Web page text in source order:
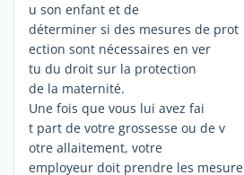
u son enfant et de
déterminer si des mesures de prot
ection sont nécessaires en ver
tu du droit sur la protection
de la maternité.
Une fois que vous lui avez fai
t part de votre grossesse ou de v
otre allaitement, votre
employeur doit prendre les mesure